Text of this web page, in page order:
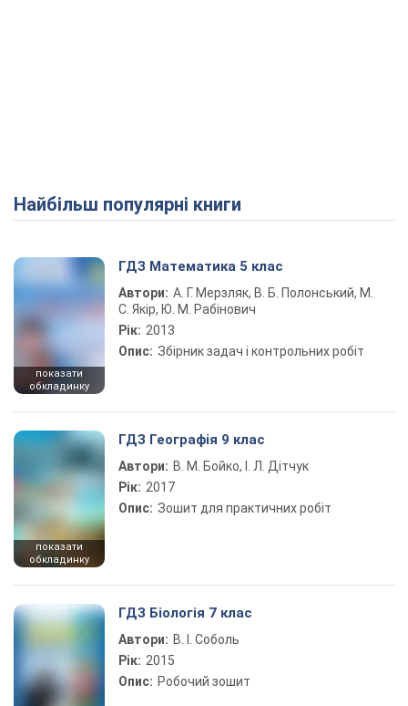
Найбільш популярні книги
показати
обкладинку
ГДЗ Математика 5 клас
Автори: А. Г. Мерзляк, В. Б. Полонський, М.
С. Якір, Ю. М. Рабінович
Рік: 2013
Опис: Збірник задач і контрольних робіт
показати
обкладинку
ГДЗ Географія 9 клас
Автори: В. М. Бойко, І. Л. Дітчук
Рік: 2017
Опис: Зошит для практичних робіт
ГДЗ Біологія 7 клас
Автори: В. І. Соболь
Рік: 2015
Опис: Робочий зошит